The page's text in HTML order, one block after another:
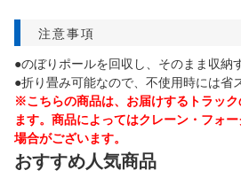
注意事項
●のぼりポールを回収し、そのまま収納
●折り畳み可能なので、不使用時には省
※こちらの商品は、お届けするトラック
ます。商品によってはクレーン・フォ
場合がございます。
おすすめ人気商品